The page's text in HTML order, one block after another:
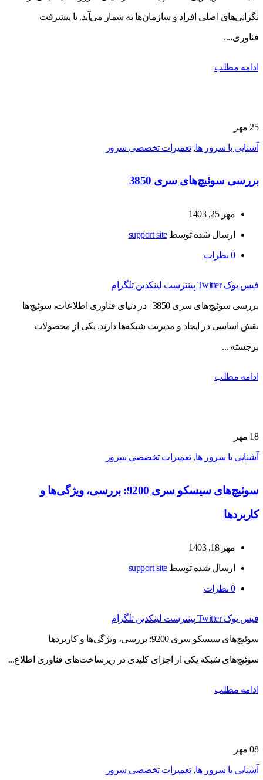
نگرانی‌های اصلی افراد و سازمان‌ها به شمار می‌آید. با پیشرفت
فناوری،...
ادامه مطلب
25 مهر
آشنایی با سرور ها,تعمیرات تخصصی سرور
بررسی سوئیچ‌های سری 3850
مهر 25, 1403
ارسال شده توسطsupport site
0 نظرات
فیس بوک Twitter پینترست لینکدین تلگرام
بررسی سوئیچ‌های سری 3850 در دنیای فناوری اطلاعات، سوئیچ‌ها
نقش اساسی در ایجاد و مدیریت شبکه‌ها دارند. یکی از محصولات
برجسته ...
ادامه مطلب
18 مهر
آشنایی با سرور ها,تعمیرات تخصصی سرور
سوئیچ‌های سیسکو سری 9200: بررسی، ویژگی‌ها و
کاربردها
مهر 18, 1403
ارسال شده توسطsupport site
0 نظرات
فیس بوک Twitter پینترست لینکدین تلگرام
سوئیچ‌های سیسکو سری 9200: بررسی، ویژگی‌ها و کاربردها
سوئیچ‌های شبکه یکی از اجزای کلیدی در زیرساخت‌های فناوری اطلاع...
ادامه مطلب
08 مهر
آشنایی با سرور ها,تعمیرات تخصصی سرور